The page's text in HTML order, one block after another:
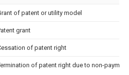
of patent or utility model
grant
of patent right
of patent right due to non-